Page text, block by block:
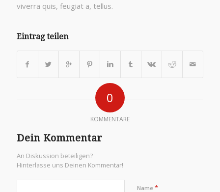
viverra quis, feugiat a, tellus.
Eintrag teilen
0
KOMMENTARE
Dein Kommentar
An Diskussion beteiligen?
Hinterlasse uns Deinen Kommentar!
Name *